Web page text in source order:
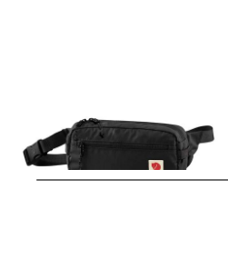
COAST HIP BAG
46,75 €
59,99 €